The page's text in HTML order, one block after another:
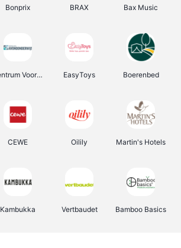
Bonprix BRAX Bax Music
Centrum Voor Avondonderwijs EasyToys Boerenbed
CEWE Oilily Martin's Hotels
Kambukka Vertbaudet Bamboo Basics